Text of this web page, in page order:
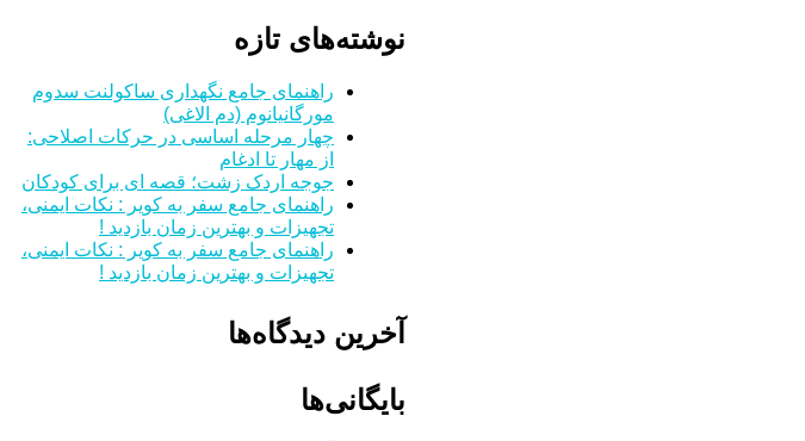
نوشته‌های تازه
راهنمای جامع نگهداری ساکولنت سدوم
مورگانیانوم (دم الاغی)
چهار مرحله اساسی در حرکات اصلاحی:
از مهار تا ادغام
جوجه اردک زشت؛ قصه ای برای کودکان
راهنمای جامع سفر به کویر : نکات ایمنی،
تجهیزات و بهترین زمان بازدید !
راهنمای جامع سفر به کویر : نکات ایمنی،
تجهیزات و بهترین زمان بازدید !
آخرین دیدگاه‌ها
بایگانی‌ها